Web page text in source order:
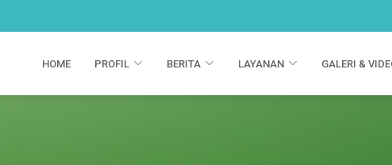
HOME PROFIL BERITA LAYANAN GALERI &